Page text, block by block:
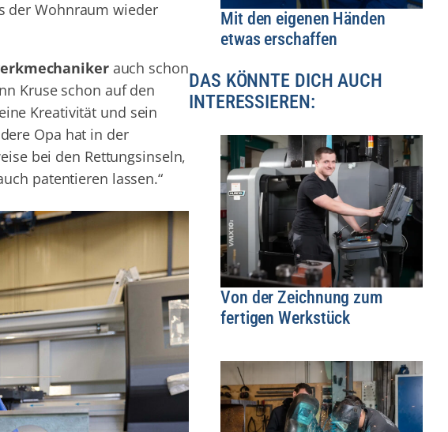
der Wohnraum wieder
auch schon
Kruse schon auf den
Kreativität und sein
Opa hat in der
bei den Rettungsinseln,
patentieren lassen.“
Mit den eigenen Händen
etwas erschaffen
DAS KÖNNTE DICH AUCH
INTERESSIEREN:
Von der Zeichnung zum
fertigen Werkstück